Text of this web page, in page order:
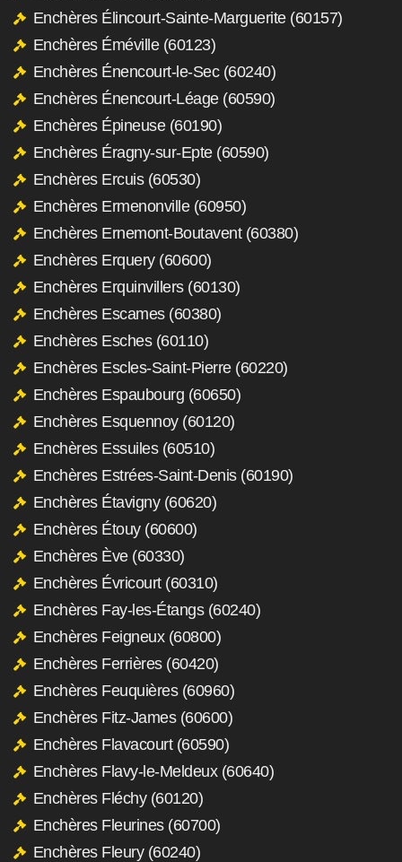
Enchères Élincourt-Sainte-Marguerite (60157)
Enchères Éméville (60123)
Enchères Énencourt-le-Sec (60240)
Enchères Énencourt-Léage (60590)
Enchères Épineuse (60190)
Enchères Éragny-sur-Epte (60590)
Enchères Ercuis (60530)
Enchères Ermenonville (60950)
Enchères Ernemont-Boutavent (60380)
Enchères Erquery (60600)
Enchères Erquinvillers (60130)
Enchères Escames (60380)
Enchères Esches (60110)
Enchères Escles-Saint-Pierre (60220)
Enchères Espaubourg (60650)
Enchères Esquennoy (60120)
Enchères Essuiles (60510)
Enchères Estrées-Saint-Denis (60190)
Enchères Étavigny (60620)
Enchères Étouy (60600)
Enchères Ève (60330)
Enchères Évricourt (60310)
Enchères Fay-les-Étangs (60240)
Enchères Feigneux (60800)
Enchères Ferrières (60420)
Enchères Feuquières (60960)
Enchères Fitz-James (60600)
Enchères Flavacourt (60590)
Enchères Flavy-le-Meldeux (60640)
Enchères Fléchy (60120)
Enchères Fleurines (60700)
Enchères Fleury (60240)